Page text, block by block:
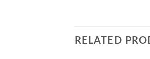
RELATED